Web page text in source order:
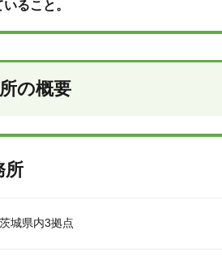
ること。
の概要
所
茨城県内3拠点